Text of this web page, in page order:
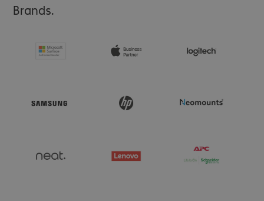
Brands.